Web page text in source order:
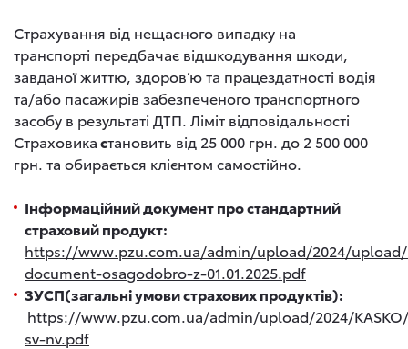
Страхування від нещасного випадку на
транспорті передбачає відшкодування шкоди,
завданої життю, здоров’ю та працездатності водія
та/або пасажирів забезпеченого транспортного
засобу в результаті ДТП. Ліміт відповідальності
Страховикастановить від 25 000 грн. до 2 500 000
грн. та обирається клієнтом самостійно.
Інформаційний документ про стандартний
страховий продукт:
https://www.pzu.com.ua/admin/upload/2024/
document-osagodobro-z-01.01.2025.pdf
ЗУСП(загальні умови страхових продуктів):
https://www.pzu.com.ua/admin/upload/2024/
sv-nv.pdf